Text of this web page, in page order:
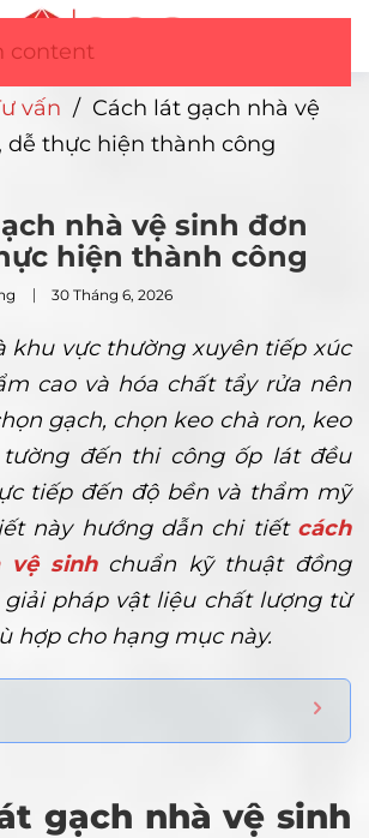
content
vấn / Cách lát gạch nhà vệ
dễ thực hiện thành công
nhà vệ sinh đơn
hiện thành công
30 Tháng 6, 2026
khu vực thường xuyên tiếp xúc
cao và hóa chất tẩy rửa nên
gạch, chọn keo chà ron, keo
đến thi công ốp lát đều
tiếp đến độ bền và thẩm mỹ
này hướng dẫn chi tiết cách
vệ sinh chuẩn kỹ thuật đồng
pháp vật liệu chất lượng từ
hợp cho hạng mục này.
gạch nhà vệ sinh